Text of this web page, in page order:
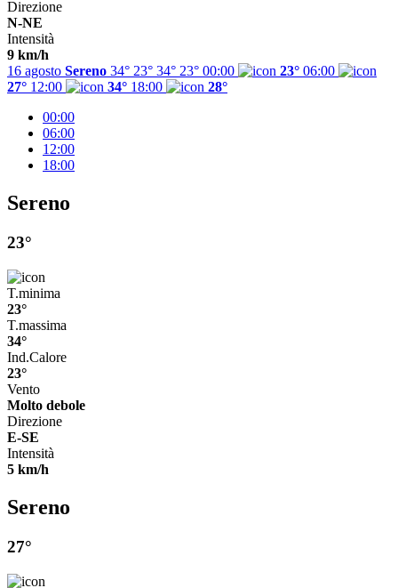
Direzione
N-NE
Intensità
9 km/h
16 agosto Sereno 34° 23° 34° 23° 00:00 23° 06:00
27° 12:00 34° 18:00
28°
00:00
06:00
12:00
18:00
Sereno
23°
T.minima
23°
T.massima
34°
Ind.Calore
23°
Vento
Molto debole
Direzione
E-SE
Intensità
5 km/h
Sereno
27°